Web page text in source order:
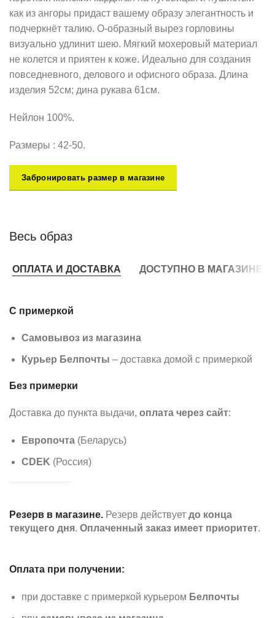
как из ангоры придаст вашему образу элегантность и
подчеркнёт талию. О-образный вырез горловины
визуально удлинит шею. Мягкий мохеровый материал
не колется и приятен к коже. Идеально для создания
повседневного, делового и офисного образа. Длина
изделия 52см; дина рукава 61см.
Нейлон 100%.
Размеры : 42-50.
Забронировать размер в магазине
Весь образ
ОПЛАТА И ДОСТАВКА ДОСТУПНО В МАГАЗИНЕ
С примеркой
Самовывоз из магазина
Курьер Белпочты – доставка домой с примеркой
Без примерки
Доставка до пункта выдачи, оплата через сайт:
Европочта (Беларусь)
CDEK (Россия)
Резерв в магазине. Резерв действует до конца
текущего дня. Оплаченный заказ имеет приоритет.
Оплата при получении:
при доставке с примеркой курьером Белпочты